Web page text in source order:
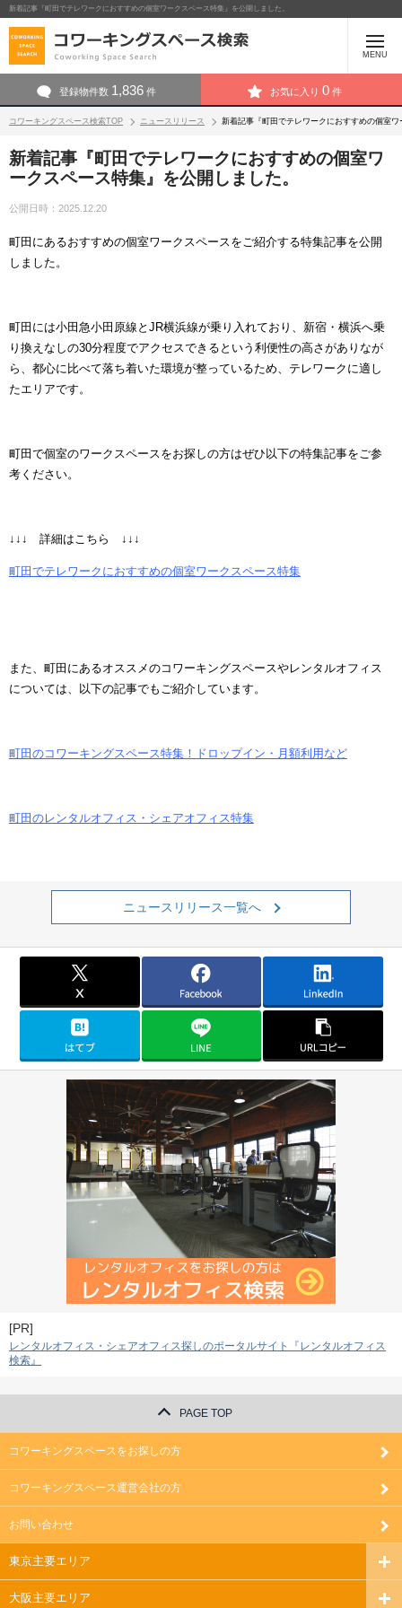
新着記事『町田でテレワークにおすすめの個室ワークスペース特集』を公開しました。
MENU
登録物件数 1,836 件 お気に入り 0 件
コワーキングスペース検索TOP ニュースリリース 新着記事『町田でテレワークにおすすめの個室
新着記事『町田でテレワークにおすすめの個室ワ
ークスペース特集』を公開しました。
公開日時：2025.12.20
町田にあるおすすめの個室ワークスペースをご紹介する特集記事を公開
しました。
町田には小田急小田原線とJR横浜線が乗り入れており、新宿・横浜へ乗
り換えなしの30分程度でアクセスできるという利便性の高さがありなが
ら、都心に比べて落ち着いた環境が整っているため、テレワークに適し
たエリアです。
町田で個室のワークスペースをお探しの方はぜひ以下の特集記事をご参
考ください。
↓↓↓ 詳細はこちら ↓↓↓
町田でテレワークにおすすめの個室ワークスペース特集
また、町田にあるオススメのコワーキングスペースやレンタルオフィス
については、以下の記事でもご紹介しています。
町田のコワーキングスペース特集！ドロップイン・月額利用など
町田のレンタルオフィス・シェアオフィス特集
ニュースリリース一覧へ
[PR]
レンタルオフィス・シェアオフィス探しのポータルサイト『レンタルオフィス
検索』
PAGE TOP
コワーキングスペースをお探しの方
コワーキングスペース運営会社の方
お問い合わせ
東京主要エリア
大阪主要エリア